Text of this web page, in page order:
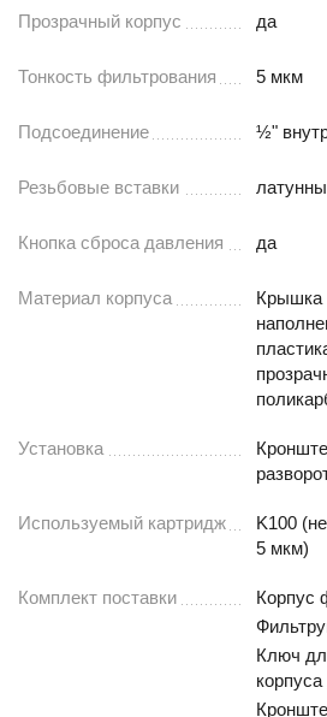
Прозрачный корпус да
Тонкость фильтрования 5 мкм
Подсоединение ½"
Резьбовые вставки
Кнопка сброса давления да
Материал корпуса
Крышка
Установка
Используемый картридж
K100
5 мкм)
Комплект поставки Корпус
Ключ
корпуса